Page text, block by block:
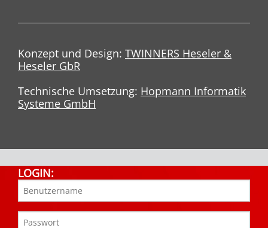
Konzept und Design: TWINNERS Heseler &
Heseler GbR
Technische Umsetzung: Hopmann Informatik
Systeme GmbH
LOGIN: